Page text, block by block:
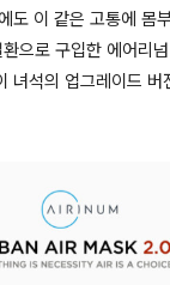
도 이 같은 고통에 몸
으로 구입한 에어리
녀석의 업그레이드 버